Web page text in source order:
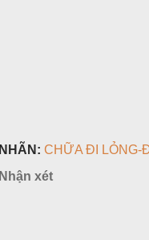
NHÃN: CHỮA ĐI LỎNG-
Nhận xét